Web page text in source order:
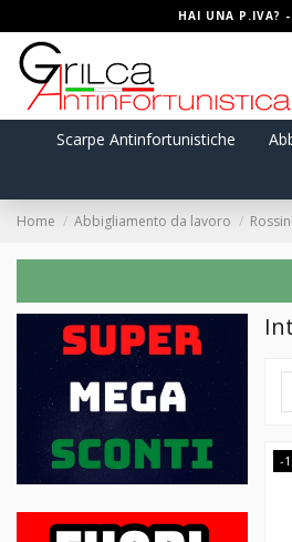
HAI UNA P.IVA?
Scarpe Antinfortunistiche
Home Abbigliamento da lavoro
-